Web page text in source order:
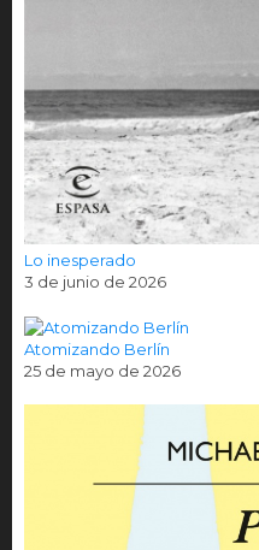
Lo inesperado
3 de junio de 2026
Atomizando Berlín
25 de mayo de 2026